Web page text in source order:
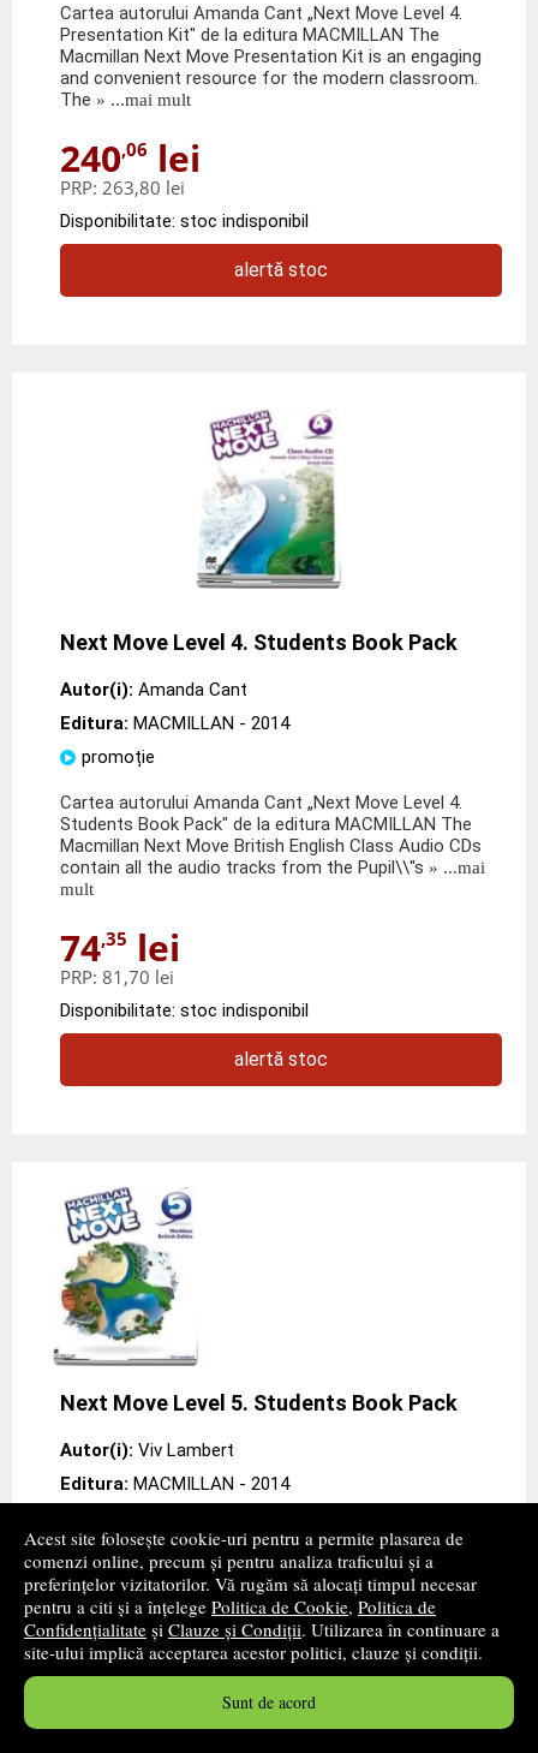
Acest site folosește cookie-uri pentru a permite plasarea de
comenzi online, precum și pentru analiza traficului și a
preferințelor vizitatorilor. Vă rugăm să alocați timpul necesar
pentru a citi și a înțelege Politica de Cookie, Politica de
Confidențialitate și Clauze și Condiții. Utilizarea în continuare a
site-ului implică acceptarea acestor politici, clauze și condiții.
Sunt de acord
Cartea autorului Amanda Cant „Next Move Level 4.
Presentation Kit" de la editura MACMILLAN The
Macmillan Next Move Presentation Kit is an engaging
and convenient resource for the modern classroom.
The » ...mai mult
240,06 lei
PRP: 263,80 lei
Disponibilitate: stoc indisponibil
alertă stoc
Next Move Level 4. Students Book Pack
Autor(i): Amanda Cant
Editura: MACMILLAN - 2014
promoție
Cartea autorului Amanda Cant „Next Move Level 4.
Students Book Pack" de la editura MACMILLAN The
Macmillan Next Move British English Class Audio CDs
contain all the audio tracks from the Pupil\\''s » ...mai
mult
74,35 lei
PRP: 81,70 lei
Disponibilitate: stoc indisponibil
alertă stoc
Next Move Level 5. Students Book Pack
Autor(i): Viv Lambert
Editura: MACMILLAN - 2014
Cartea autorului Viv Lambert „Next Move Level 5.
Students Book Pack" de la editura MACMILLAN The
Pupil\\''s Book Pack contains the Pupil\\''s Book and the
Pupil\\''s DVD-ROM. Macmillan Next Move
British» ...mai mult
54,97lei
Disponibilitate: stoc indisponibil